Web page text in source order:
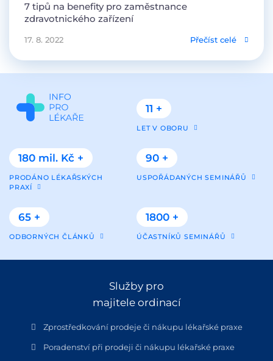
7 tipů na benefity pro zaměstnance
zdravotnického zařízení
17. 8. 2022 Přečíst celé
11 +
LET V OBORU
180 mil. Kč +
PRODÁNO LÉKAŘSKÝCH
PRAXÍ
90 +
USPOŘÁDANÝCH SEMINÁŘŮ
65 +
ODBORNÝCH ČLÁNKŮ
1800 +
ÚČASTNÍKŮ SEMINÁŘŮ
Služby pro
majitele ordinací
Zprostředkování prodeje či nákupu lékařské praxe
Poradenství při prodeji či nákupu lékařské praxe